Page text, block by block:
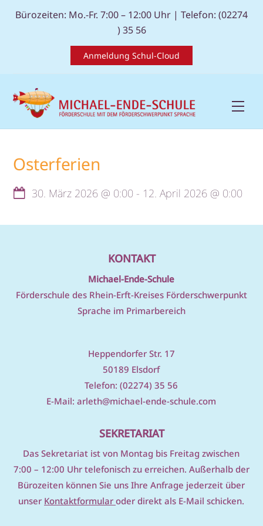
Bürozeiten: Mo.-Fr. 7:00 – 12:00 Uhr | Telefon: (02274
) 35 56
Anmeldung Schul-Cloud
Osterferien
30. März 2026 @ 0:00 - 12. April 2026 @ 0:00
KONTAKT
Michael-Ende-Schule
Förderschule des Rhein-Erft-Kreises Förderschwerpunkt
Sprache im Primarbereich
Heppendorfer Str. 17
50189 Elsdorf
Telefon: (02274) 35 56
E-Mail: arleth@michael-ende-schule.com
SEKRETARIAT
Das Sekretariat ist von Montag bis Freitag zwischen
7:00 – 12:00 Uhr telefonisch zu erreichen. Außerhalb der
Bürozeiten können Sie uns Ihre Anfrage jederzeit über
unser Kontaktformular oder direkt als E-Mail schicken.